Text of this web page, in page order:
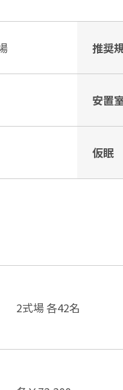
推奨
安置
仮眠
2式場 各42名